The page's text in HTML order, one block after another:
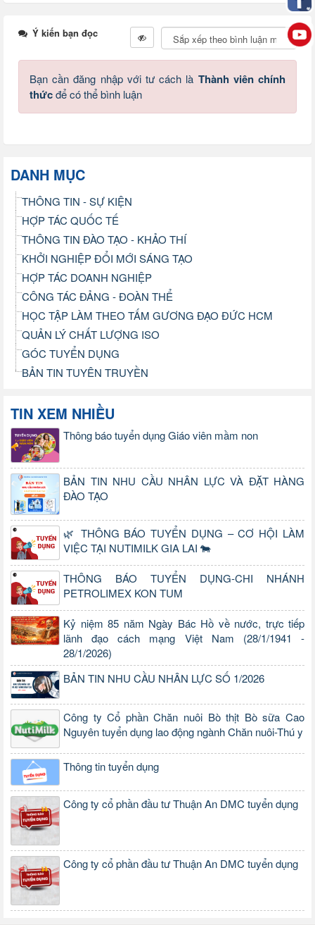
Ý kiến bạn đọc
Bạn cần đăng nhập với tư cách là Thành viên chính
thứcđể có thể bình luận
DANH MỤC
THÔNG TIN - SỰ KIỆN
HỢP TÁC QUỐC TẾ
THÔNG TIN ĐÀO TẠO - KHẢO THÍ
KHỞI NGHIỆP ĐỔI MỚI SÁNG TẠO
HỢP TÁC DOANH NGHIỆP
CÔNG TÁC ĐẢNG - ĐOÀN THỂ
HỌC TẬP LÀM THEO TẤM GƯƠNG ĐẠO ĐỨC HCM
QUẢN LÝ CHẤT LƯỢNG ISO
GÓC TUYỂN DỤNG
BẢN TIN TUYÊN TRUYỀN
TIN XEM NHIỀU
Thông báo tuyển dụng Giáo viên mầm non
BẢN TIN NHU CẦU NHÂN LỰC VÀ ĐẶT HÀNG
ĐÀO TẠO
🌿 THÔNG BÁO TUYỂN DỤNG – CƠ HỘI LÀM
VIỆC TẠI NUTIMILK GIA LAI 🐄
THÔNG BÁO TUYỂN DỤNG-CHI NHÁNH
PETROLIMEX KON TUM
Kỷ niệm 85 năm Ngày Bác Hồ về nước, trực tiếp
lãnh đạo cách mạng Việt Nam (28/1/1941 -
28/1/2026)
BẢN TIN NHU CẦU NHÂN LỰC SỐ 1/2026
Công ty Cổ phần Chăn nuôi Bò thịt Bò sữa Cao
Nguyên tuyển dụng lao động ngành Chăn nuôi-Thú y
Thông tin tuyển dụng
Công ty cổ phần đầu tư Thuận An DMC tuyển dụng
Công ty cổ phần đầu tư Thuận An DMC tuyển dụng